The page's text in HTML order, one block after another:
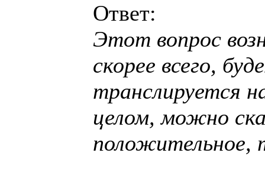
Ответ:
Этот вопрос
скорее всего,
транслируется
целом, можно
положительное,